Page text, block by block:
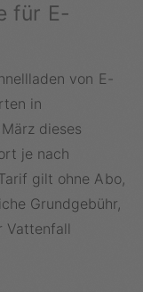
für E-
von E-
in
dieses
je nach
gilt ohne Abo,
Grundgebühr,
Vattenfall